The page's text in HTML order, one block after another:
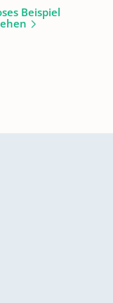
Beispiel